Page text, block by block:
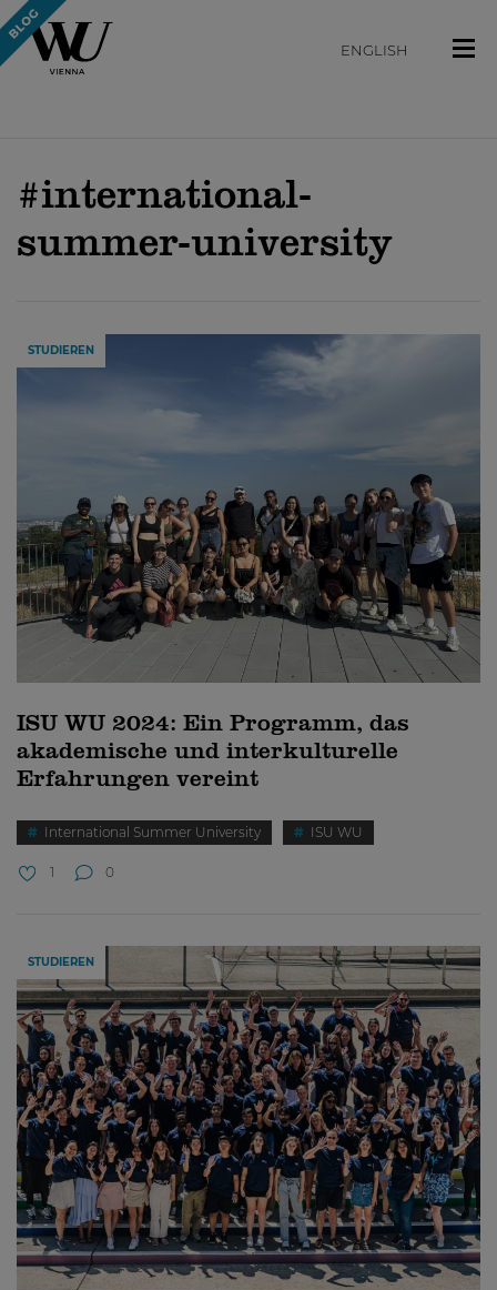
ENGLISH
#international-
summer-university
STUDIEREN
ISU WU 2024: Ein Programm, das
akademische und interkulturelle
Erfahrungen vereint
International Summer University ISU WU
1 0
STUDIEREN